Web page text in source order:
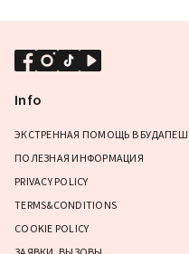
теперь мы собрали их
скульптуры крупнейших
мультфильмов и сказок и
Info
ЭКСТРЕННАЯ ПОМОЩЬ В
ПОЛЕЗНАЯ ИНФОРМАЦИЯ
PRIVACY POLICY
TERMS&CONDITIONS
COOKIE POLICY